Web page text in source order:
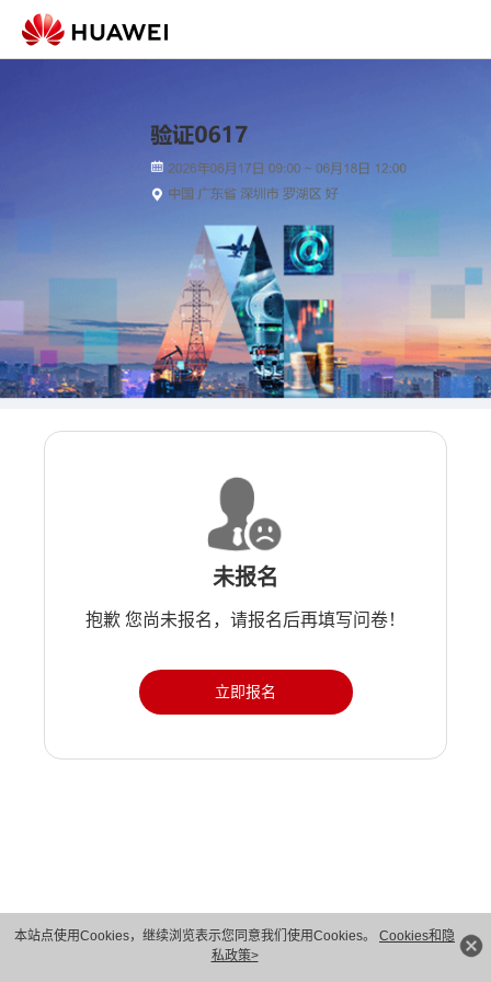
本站点使用Cookies，继续浏览表示您同意我们使用Cookies。 Cookies和隐
私政策>
未报名
抱歉 您尚未报名，请报名后再填写问卷！
立即报名
版权所有 © 华为技术有限公司 1998-2026。 保留一切权利。粤A2-20044005号
隐私保护
法律声明